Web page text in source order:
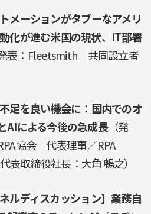
ーションがタブーなアメリ
化が進む米国の現状、IT部署
発表：Fleetsmith 共同設立者
を良い機会に：国内でのオ
AIによる今後の急成長（発
協会 代表理事／RPA
表取締役社長：大角 暢之）
ディスカッション】業務自